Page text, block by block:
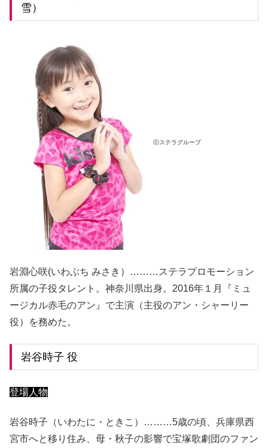
雪）
ⓒステラグループ
岩淵心咲(いわぶち みさき）………ステラプロモーション
所属の子役タレント。神奈川県出身。2016年１月『ミュ
ージカル赤毛のアン』で主演（主役のアン・シャーリー
役）を務めた。
岩谷時子 役
登場人物
岩谷時子（いわたに・ときこ）………5歳の頃、兵庫県西
宮市へと移り住み、母・秋子の影響で宝塚歌劇団のファン